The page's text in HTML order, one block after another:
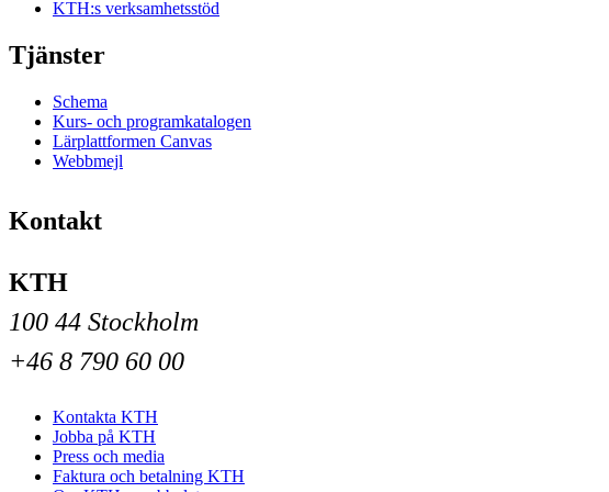
KTH:s verksamhetsstöd
Tjänster
Schema
Kurs- och programkatalogen
Lärplattformen Canvas
Webbmejl
Kontakt
KTH
100 44 Stockholm
+46 8 790 60 00
Kontakta KTH
Jobba på KTH
Press och media
Faktura och betalning KTH